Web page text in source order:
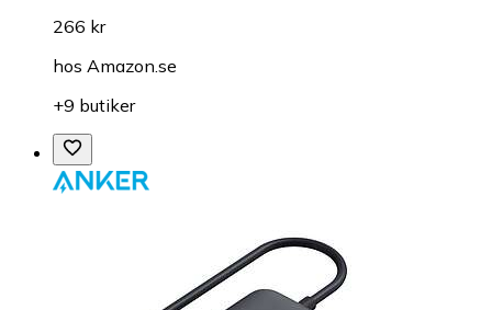
266 kr
hos Amazon.se
+9 butiker